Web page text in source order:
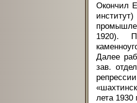
Окончил
1920).
Далее
зав.
лета